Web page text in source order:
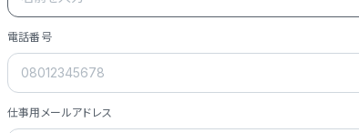
メール対応、請求書処理、日報作成な
- **実績**: 国内利用社数20,000社超
- **強み**: すべての自動化技術を1プラ
電話番号
仕事用メールアドレス